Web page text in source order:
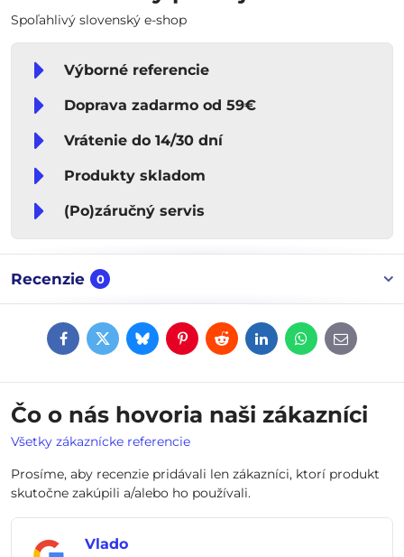
Spoľahlivý slovenský e-shop
Výborné referencie
Doprava zadarmo od 59€
Vrátenie do 14/30 dní
Produkty skladom
(Po)záručný servis
Recenzie 0
FacebookTwitterBlueskyPinterestRedditLinkedInWhatsApp
E-
mail
Čo o nás hovoria naši zákazníci
Všetky zákaznícke referencie
Prosíme, aby recenzie pridávali len zákazníci, ktorí produkt
skutočne zakúpili a/alebo ho používali.
Vlado